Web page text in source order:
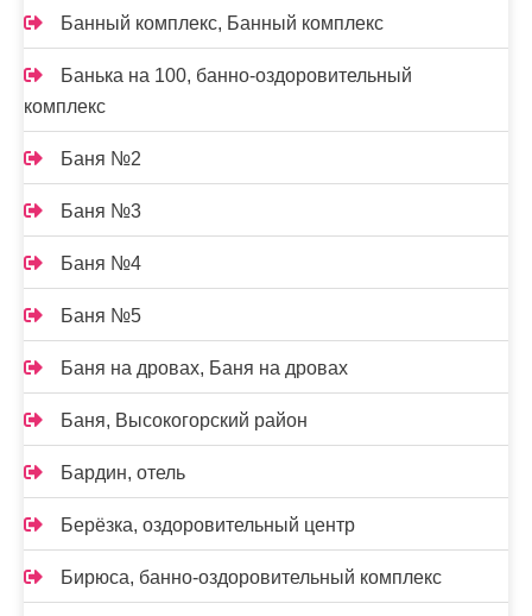
Банный комплекс, Банный комплекс
Банька на 100, банно-оздоровительный
комплекс
Баня №2
Баня №3
Баня №4
Баня №5
Баня на дровах, Баня на дровах
Баня, Высокогорский район
Бардин, отель
Берёзка, оздоровительный центр
Бирюса, банно-оздоровительный комплекс